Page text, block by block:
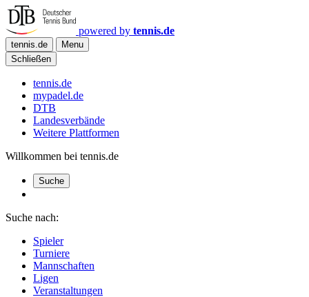
powered by tennis.de
tennis.de
Menu
Schließen
tennis.de
mypadel.de
DTB
Landesverbände
Weitere Plattformen
Willkommen bei tennis.de
Suche
Suche nach:
Spieler
Turniere
Mannschaften
Ligen
Veranstaltungen